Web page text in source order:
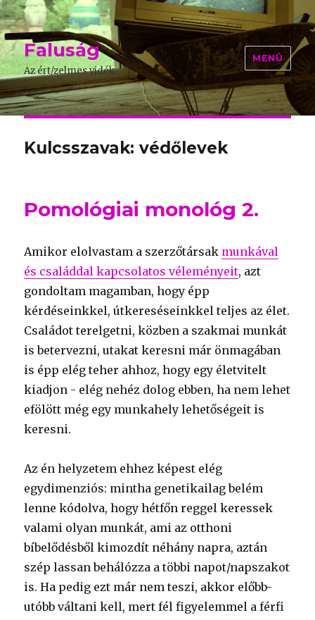
Faluság
Az ért/zelmes vidék
MENÜ
Kulcsszavak: védőlevek
Pomológiai monológ 2.
Amikor elolvastam a szerzőtársak munkával
és családdal kapcsolatos véleményeit, azt
gondoltam magamban, hogy épp
kérdéseinkkel, útkereséseinkkel teljes az élet.
Családot terelgetni, közben a szakmai munkát
is betervezni, utakat keresni már önmagában
is épp elég teher ahhoz, hogy egy életvitelt
kiadjon - elég nehéz dolog ebben, ha nem lehet
efölött még egy munkahely lehetőségeit is
keresni.
Az én helyzetem ehhez képest elég
egydimenziós: mintha genetikailag belém
lenne kódolva, hogy hétfőn reggel keressek
valami olyan munkát, ami az otthoni
bíbelődésből kimozdít néhány napra, aztán
szép lassan behálózza a többi napot/napszakot
is. Ha pedig ezt már nem teszi, akkor előbb-
utóbb váltani kell, mert fél figyelemmel a férfi